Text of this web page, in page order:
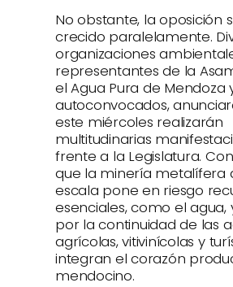
No obstante, la oposición
crecido paralelamente.
organizaciones
representantes de la
el Agua Pura de Mendoza
autoconvocados,
este miércoles realizarán
multitudinarias
frente a la Legislatura.
que la minería metalífera
escala pone en riesgo
esenciales, como el agua,
por la continuidad de las
agrícolas, vitivinícolas y
integran el corazón
mendocino.